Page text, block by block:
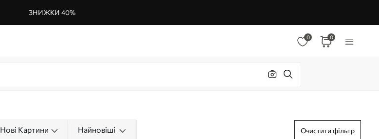
ЗНИЖКИ 40%
0 0
Нові Картини Найновіші Очистити фільтр